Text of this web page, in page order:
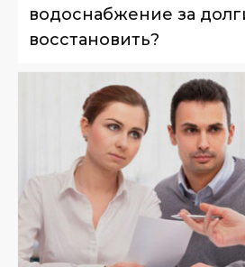
водоснабжение за
восстановить?